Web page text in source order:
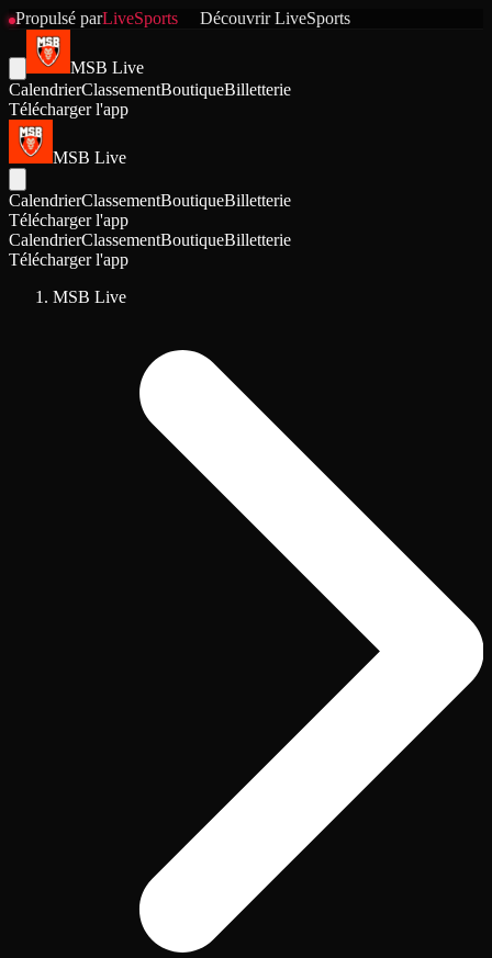
Propulsé parLiveSports DécouvrirLiveSports
MSB Live
CalendrierClassementBoutiqueBilletterie
Télécharger l'app
MSB Live
CalendrierClassementBoutiqueBilletterie
Télécharger l'app
CalendrierClassementBoutiqueBilletterie
Télécharger l'app
MSB Live